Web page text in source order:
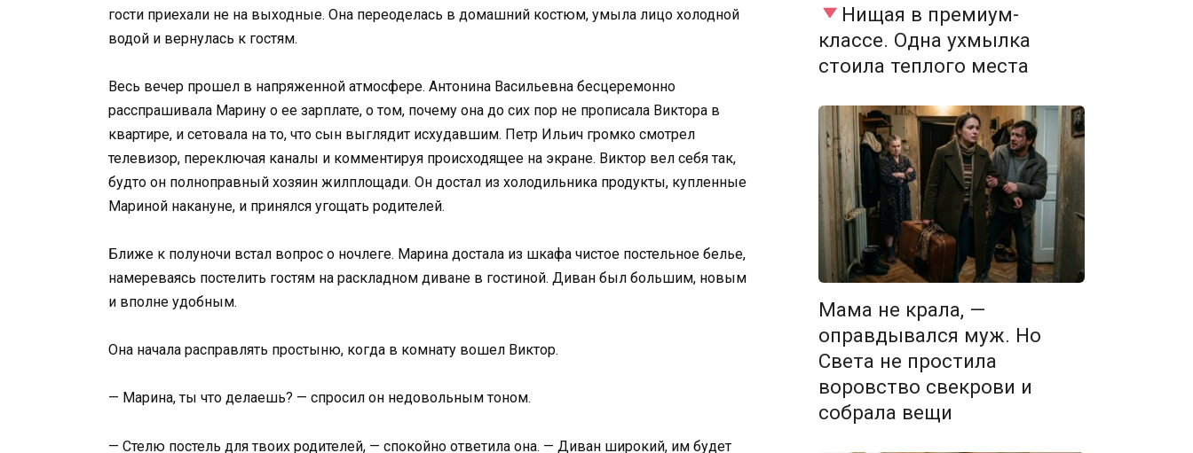
гости приехали не на выходные. Она переоделась в домашний костюм, умыла лицо холодной
водой и вернулась к гостям.
Весь вечер прошел в напряженной атмосфере. Антонина Васильевна бесцеремонно
расспрашивала Марину о ее зарплате, о том, почему она до сих пор не прописала Виктора в
квартире, и сетовала на то, что сын выглядит исхудавшим. Петр Ильич громко смотрел
телевизор, переключая каналы и комментируя происходящее на экране. Виктор вел себя так,
будто он полноправный хозяин жилплощади. Он достал из холодильника продукты, купленные
Мариной накануне, и принялся угощать родителей.
Ближе к полуночи встал вопрос о ночлеге. Марина достала из шкафа чистое постельное белье,
намереваясь постелить гостям на раскладном диване в гостиной. Диван был большим, новым
и вполне удобным.
Она начала расправлять простыню, когда в комнату вошел Виктор.
— Марина, ты что делаешь? — спросил он недовольным тоном.
— Стелю постель для твоих родителей, — спокойно ответила она. — Диван широкий, им будет
Нищая в премиум-
классе. Одна ухмылка
стоила теплого места
Мама не крала, —
оправдывался муж. Но
Света не простила
воровство свекрови и
собрала вещи